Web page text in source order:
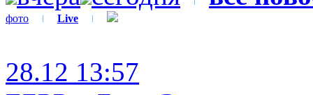
фото Live
28.12 13:57